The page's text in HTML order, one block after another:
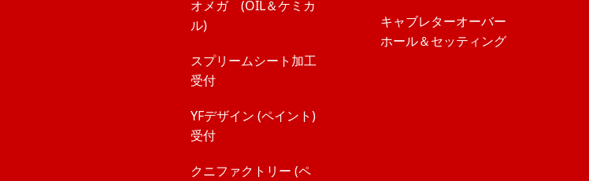
オメガ (OIL＆ケミカ
ル)
スプリームシート加工
受付
YFデザイン (ペイント)
受付
クニファクトリー (ペ
キャブレターオーバー
ホール＆セッティング